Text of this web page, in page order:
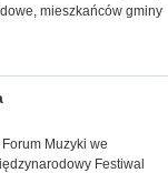
mieszkańców gminy
Muzyki we
Festiwal